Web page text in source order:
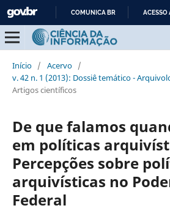
COMUNICA BR ACESSO
Início / Acervo /
v. 42 n. 1 (2013): Dossiê temático -
Artigos científicos
De que falamos
em políticas
Percepções sobre
arquivísticas no
Federal